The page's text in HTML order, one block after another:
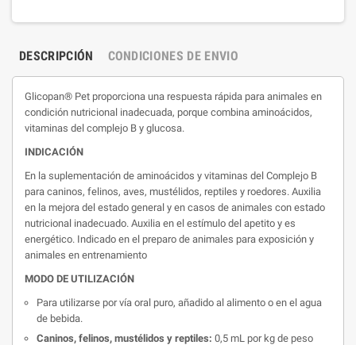
DESCRIPCIÓN CONDICIONES DE ENVIO
Glicopan® Pet proporciona una respuesta rápida para animales en
condición nutricional inadecuada, porque combina aminoácidos,
vitaminas del complejo B y glucosa.
INDICACIÓN
En la suplementación de aminoácidos y vitaminas del Complejo B
para caninos, felinos, aves, mustélidos, reptiles y roedores. Auxilia
en la mejora del estado general y en casos de animales con estado
nutricional inadecuado. Auxilia en el estímulo del apetito y es
energético. Indicado en el preparo de animales para exposición y
animales en entrenamiento
MODO DE UTILIZACIÓN
Para utilizarse por vía oral puro, añadido al alimento o en el agua
de bebida.
Caninos, felinos, mustélidos y reptiles: 0,5 mL por kg de peso